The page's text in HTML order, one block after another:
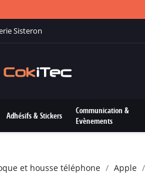
Sisteron
Adhésifs & Stickers
Communication &
Evènements
et housse téléphone Apple